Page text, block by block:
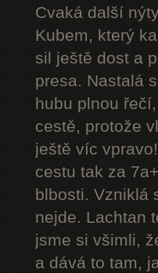
Cvaká další
Kubem, který
sil ještě dost a
presa. Nastalá
hubu plnou
cestě, protože
ještě víc
cestu tak za
blbosti. Vzniklá
nejde. Lachtan
jsme si všimli,
a dává to tam,